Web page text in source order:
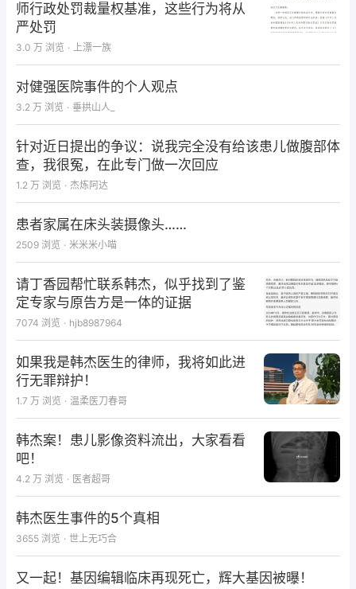
师行政处罚裁量权基准，这些行为将从
严处罚
3.0 万 浏览 · 上漂一族
对健强医院事件的个人观点
3.2 万 浏览 · 垂拱山人_
针对近日提出的争议：说我完全没有给该患儿做腹部体
查，我很冤，在此专门做一次回应
1.2 万 浏览 · 杰炼阿达
患者家属在床头装摄像头……
2509 浏览 · 米米米小喵
请丁香园帮忙联系韩杰，似乎找到了鉴
定专家与原告方是一体的证据
7074 浏览 · hjb8987964
如果我是韩杰医生的律师，我将如此进
行无罪辩护！
1.7 万 浏览 · 温柔医刀春哥
韩杰案！患儿影像资料流出，大家看看
吧！
4.2 万 浏览 · 医者超哥
韩杰医生事件的5个真相
3655 浏览 · 世上无巧合
又一起！基因编辑临床再现死亡，辉大基因被曝！